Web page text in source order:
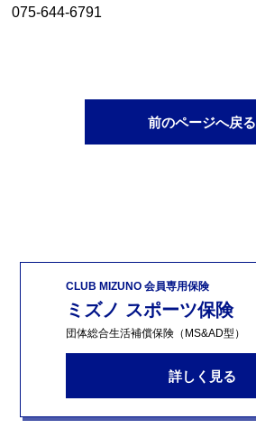
075-644-6791
前のページへ戻る
CLUB MIZUNO 会員専用保険
ミズノ スポーツ保険
団体総合生活補償保険（MS&AD型）
詳しく見る